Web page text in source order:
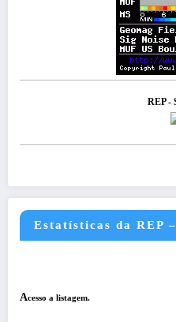
REP -
Estatísticas da REP
Acesso a listagem.